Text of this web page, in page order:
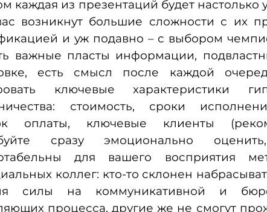
каждая из презентаций будет настолько
возникнут большие сложности с их
и уж подавно – с выбором
важные пласты информации,
есть смысл после каждой
ключевые характеристики
стоимость, сроки
оплаты, ключевые клиенты
сразу эмоционально
для вашего восприятия
коллег: кто-то склонен
силы на коммуникативной и
процесса, другие же не смогут